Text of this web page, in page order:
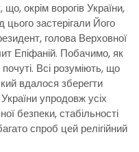
окрім ворогів України,
цього застерігали Його
голова Верховної
Епіфаній. Побачимо, як
Всі розуміють, що
вдалося зберегти
України упродовж усіх
безпеки, стабільності
спроб цей релігійний